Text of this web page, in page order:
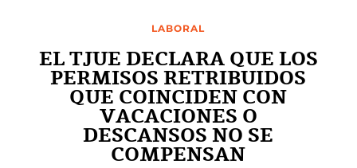
LABORAL
EL TJUE DECLARA QUE LOS
PERMISOS RETRIBUIDOS
QUE COINCIDEN CON
VACACIONES O
DESCANSOS NO SE
COMPENSAN